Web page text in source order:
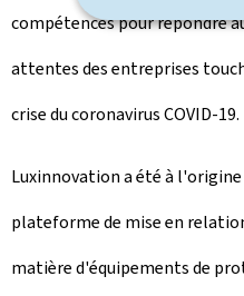
compétences pour répondre
attentes des entreprises
crise du coronavirus COVID-19.
Luxinnovation a été à l'origine
plateforme de mise en
matière d'équipements de